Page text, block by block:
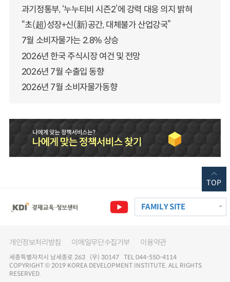
과기정통부, ‘누누티비 시즌2’에 강력 대응 의지 밝혀
“초(超)성장+신(新)공간, 대체불가 산업강국”
7월 소비자물가는 2.8% 상승
2026년 한국 주식시장 여건 및 전망
2026년 7월 수출입 동향
2026년 7월 소비자물가동향
FAMILY SITE
개인정보처리방침 이메일무단수집거부 이용약관
세종특별자치시 남세종로 263 (우) 30147 TEL 044-550-4114
COPYRIGHT © 2019 KOREA DEVELOPMENT INSTITUTE. ALL RIGHTS
RESERVED.
TOP